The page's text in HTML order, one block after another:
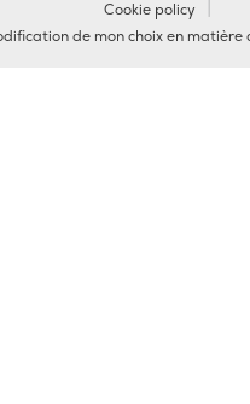
Cookie policy
de mon choix en matière